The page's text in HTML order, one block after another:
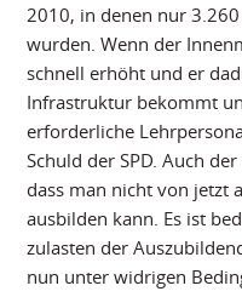
2010, in denen nur
wurden. Wenn der
schnell erhöht und er
Infrastruktur bekommt
erforderliche
Schuld der SPD. Auch
dass man nicht von jetzt
ausbilden kann. Es ist
zulasten der
nun unter widrigen